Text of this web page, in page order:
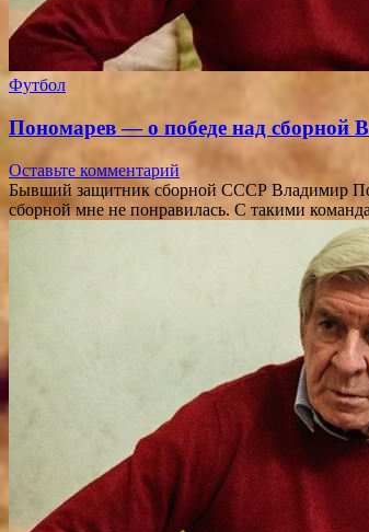
Футбол
Пономарев — о победе над сборной
Оставьте комментарий
Бывший защитник сборной СССР Владимир
сборной мне не понравилась. С такими